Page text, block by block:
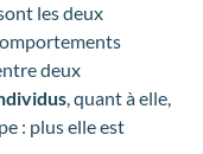
les deux
deux
, quant à elle,
: plus elle est